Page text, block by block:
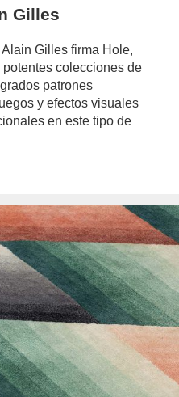
Gilles
Gilles firma Hole,
colecciones de
patrones
y efectos visuales
en este tipo de
author/redaccion/